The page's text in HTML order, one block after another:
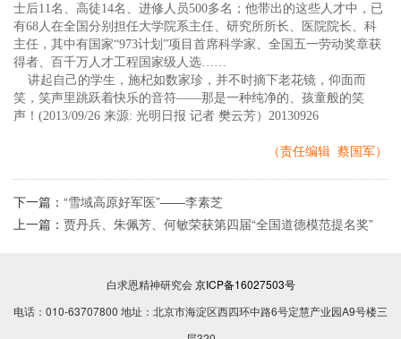
士后11名、高徒14名、进修人员500多名；他带出的这些人才中，已
有68人在全国分别担任大学院系主任、研究所所长、医院院长、科
主任，其中有国家“973计划”项目首席科学家、全国五一劳动奖章获
得者、百千万人才工程国家级人选……
讲起自己的学生，施杞如数家珍，并不时摘下老花镜，仰面而
笑，笑声里跳跃着快乐的音符——那是一种纯净的、孩童般的笑
声！(2013/09/26 来源: 光明日报 记者 樊云芳）20130926
（责任编辑 蔡国军）
下一篇： “雪域高原好军医”——李素芝
上一篇： 贾丹兵、朱佩芳、何敏荣获第四届“全国道德模范提名奖”
白求恩精神研究会京ICP备16027503号
电话：010-63707800 地址：北京市海淀区西四环中路6号定慧产业园A9号楼三